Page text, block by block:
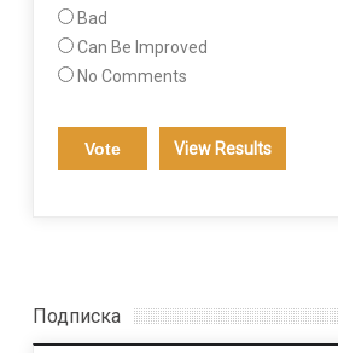
Bad
Can Be Improved
No Comments
View Results
Подписка